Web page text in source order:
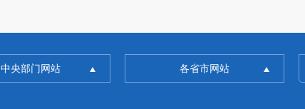
中央部门网站 各省市网站